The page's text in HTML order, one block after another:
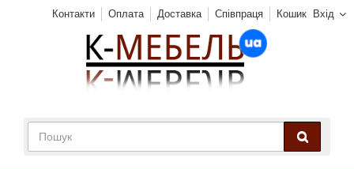
Вхід
Контакти Оплата Доставка Співпраця Кошик